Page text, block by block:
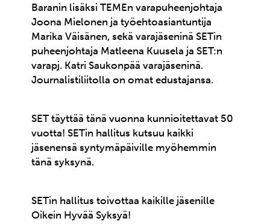
Baranin lisäksi TEMEn varapuheenjohtaja
Joona Mielonen ja työehtoasiantuntija
Marika Väisänen, sekä varajäseninä SETin
puheenjohtaja Matleena Kuusela ja SET:n
varapj. Katri Saukonpää varajäseninä.
Journalistiliitolla on omat edustajansa.
SET täyttää tänä vuonna kunnioitettavat 50
vuotta! SETin hallitus kutsuu kaikki
jäsenensä syntymäpäiville myöhemmin
tänä syksynä.
SETin hallitus toivottaa kaikille jäsenille
Oikein Hyvää Syksyä!